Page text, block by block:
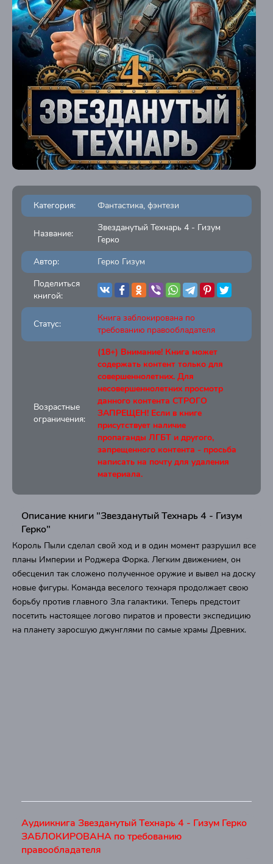
Категория: Фантастика, фэнтези
Название:
Звезданутый Технарь 4 - Гизум
Герко
Автор:
Герко Гизум
Поделиться
книгой:
Статус:
Книга заблокирована по
требованию правообладателя
Возрастные
ограничения:
(18+) Внимание! Книга может
содержать контент только для
совершеннолетних. Для
несовершеннолетних просмотр
данного контента СТРОГО
ЗАПРЕЩЕН! Если в книге
присутствует наличие
пропаганды ЛГБТ и другого,
запрещенного контента - просьба
написать на почту для удаления
материала.
Описание книги "Звезданутый Технарь 4 - Гизум
Герко"
Король Пыли сделал свой ход и в один момент разрушил все
планы Империи и Роджера Форка. Легким движением, он
обесценил так сложено полученное оружие и вывел на доску
новые фигуры. Команда веселого технаря продолжает свою
борьбу против главного Зла галактики. Теперь предстоит
посетить настоящее логово пиратов и провести экспедицию
на планету заросшую джунглями по самые храмы Древних.
Аудиикнига Звезданутый Технарь 4 - Гизум Герко
ЗАБЛОКИРОВАНА по требованию
правообладателя